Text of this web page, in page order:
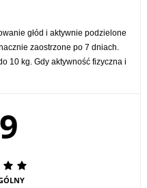
głód i aktywnie podzielone
zaostrzone po 7 dniach.
10 kg. Gdy aktywność fizyczna i